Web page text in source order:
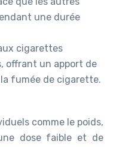
une durée
cigarettes
offrant un apport de
fumée de cigarette.
comme le poids,
dose faible et de